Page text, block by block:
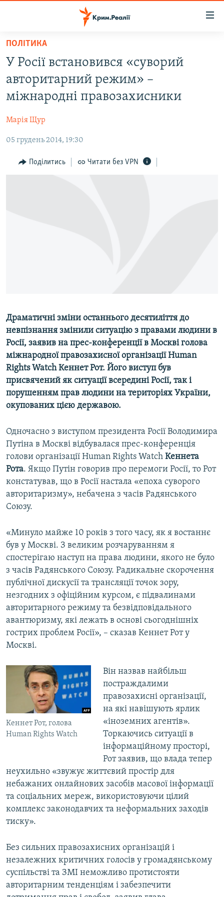
Перейти
основного
матеріалу
Перейти
до
основної
навігації
Перейти
пошуку
ВІДЕО ТА ФОТО
БЛОГИ
ПОГЛЯД
ІНТЕРВ'Ю
Усі сайти RFE/RL
ПОЛІТИКА
У Росії встановився «суворий
авторитарний режим» –
міжнародні правозахисники
Марія Щур
05 грудень 2014, 19:30
Поділитись Читати без VPN
Драматичні зміни останнього десятиліття до
невпізнання змінили ситуацію з правами людини в
Росії, заявив на прес-конференції в Москві голова
міжнародної правозахисної організації Human
Rights Watch Кеннет Рот. Його виступ був
присвячений як ситуації всередині Росії, так і
порушенням прав людини на територіях України,
окупованих цією державою.
Одночасно з виступом президента Росії Володимира
Путіна в Москві відбувалася прес-конференція
голови організації Human Rights Watch Кеннета
Рота. Якщо Путін говорив про перемоги Росії, то Рот
констатував, що в Росії настала «епоха суворого
авторитаризму», небачена з часів Радянського
Союзу.
«Минуло майже 10 років з того часу, як я востаннє
був у Москві. З великим розчаруванням я
спостерігаю наступ на права людини, якого не було
з часів Радянського Союзу. Радикальне скорочення
публічної дискусії та трансляції точок зору,
незгодних з офіційним курсом, є підвалинами
авторитарного режиму та безвідповідального
авантюризму, які лежать в основі сьогоднішніх
гострих проблем Росії», – сказав Кеннет Рот у
Москві.
Кеннет Рот, голова
Human Rights Watch
Він назвав найбільш
постраждалими
правозахисні організації,
на які навішують ярлик
«іноземних агентів».
Торкаючись ситуації в
інформаційному просторі,
Рот заявив, що влада тепер
неухильно «звужує життєвий простір для
небажаних онлайнових засобів масової інформації
та соціальних мереж, використовуючи цілий
комплекс законодавчих та неформальних заходів
тиску».
Без сильних правозахисних організацій і
незалежних критичних голосів у громадянському
суспільстві та ЗМІ неможливо протистояти
авторитарним тенденціям і забезпечити